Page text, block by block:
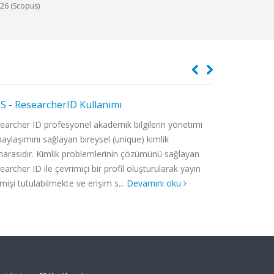
(Scopus)
Çalışmaları
Çalışmaları Araştırma Grubu, Recep Tayyip
Üniversitesi bünyesinde kurulmuş,siyaset
uluslararası ilişkiler odaklıbir akademik
Grup, Gürcistan’ın iç ve dış
derinlemesine, disiplinlerarası ...
Mikroplastik
plastiklerin (nano-
dağılımı, olası
saha ve laboratuvar
- ResearcherID Kullanımı
ID profesyonel akademik bilgilerin yönetimi
sağlayan bireysel (unique) kimlik
Kimlik problemlerinin çözümünü sağlayan
ID ile çevrimiçi bir profil oluşturularak yayın
tutulabilmekte ve erişim s... Devamını oku